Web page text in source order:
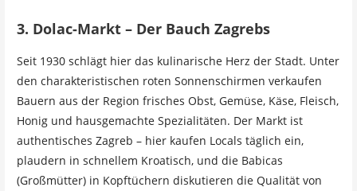
3. Dolac-Markt – Der Bauch Zagrebs
Seit 1930 schlägt hier das kulinarische Herz der Stadt. Unter
den charakteristischen roten Sonnenschirmen verkaufen
Bauern aus der Region frisches Obst, Gemüse, Käse, Fleisch,
Honig und hausgemachte Spezialitäten. Der Markt ist
authentisches Zagreb – hier kaufen Locals täglich ein,
plaudern in schnellem Kroatisch, und die Babicas
(Großmütter) in Kopftüchern diskutieren die Qualität von